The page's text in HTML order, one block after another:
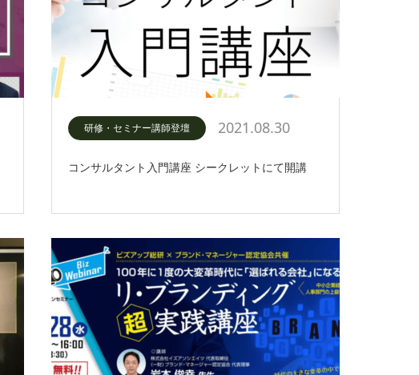
研修・セミナー講師登壇 2021.08.30
コンサルタント入門講座 シークレットにて開講